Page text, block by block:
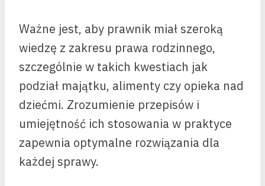
Ważne jest, aby prawnik miał szeroką
wiedzę z zakresu prawa rodzinnego,
szczególnie w takich kwestiach jak
podział majątku, alimenty czy opieka nad
dziećmi. Zrozumienie przepisów i
umiejętność ich stosowania w praktyce
zapewnia optymalne rozwiązania dla
każdej sprawy.